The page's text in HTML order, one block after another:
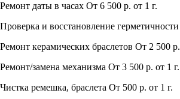
Ремонт даты в часах От 6 500 р. от 1 г.
Проверка и восстановление герметичности
Ремонт керамических браслетов От 2 500 р.
Ремонт/замена механизма От 3 500 р. от 1 г.
Чистка ремешка, браслета От 500 р. от 1 г.